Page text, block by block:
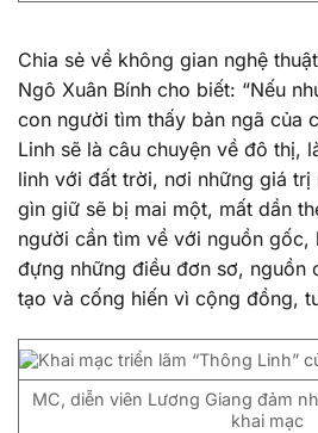
Chia sẻ về không gian nghệ
Ngô Xuân Bính cho biết: “Nếu
con người tìm thấy bản ngã của
Linh sẽ là câu chuyện về đô thị,
linh với đất trời, nơi những giá trị
gìn giữ sẽ bị mai một, mất dần
người cần tìm về với nguồn gốc,
đựng những điều đơn sơ, nguồn
tạo và cống hiến vì cộng đồng,
MC, diễn viên Lương Giang đảm
khai mạc